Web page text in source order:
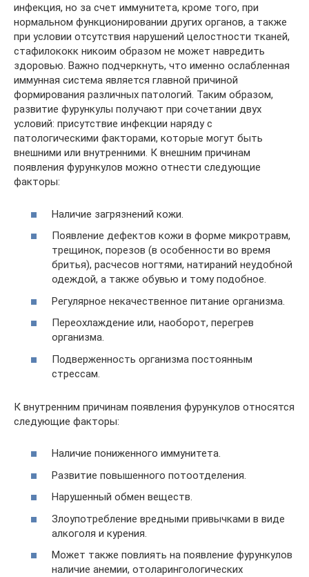
инфекция, но за счет иммунитета, кроме того, при
нормальном функционировании других органов, а также
при условии отсутствия нарушений целостности тканей,
стафилококк никоим образом не может навредить
здоровью. Важно подчеркнуть, что именно ослабленная
иммунная система является главной причиной
формирования различных патологий. Таким образом,
развитие фурункулы получают при сочетании двух
условий: присутствие инфекции наряду с
патологическими факторами, которые могут быть
внешними или внутренними. К внешним причинам
появления фурункулов можно отнести следующие
факторы:
Наличие загрязнений кожи.
Появление дефектов кожи в форме микротравм,
трещинок, порезов (в особенности во время
бритья), расчесов ногтями, натираний неудобной
одеждой, а также обувью и тому подобное.
Регулярное некачественное питание организма.
Переохлаждение или, наоборот, перегрев
организма.
Подверженность организма постоянным
стрессам.
К внутренним причинам появления фурункулов относятся
следующие факторы:
Наличие пониженного иммунитета.
Развитие повышенного потоотделения.
Нарушенный обмен веществ.
Злоупотребление вредными привычками в виде
алкоголя и курения.
Может также повлиять на появление фурункулов
наличие анемии, отоларингологических